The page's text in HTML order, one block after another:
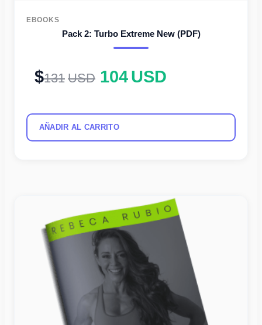
EBOOKS
Pack 2: Turbo Extreme New (PDF)
131 USD 104USD
AÑADIR AL CARRITO